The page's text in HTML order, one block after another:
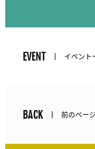
EVENT イベント
BACK 前のペー